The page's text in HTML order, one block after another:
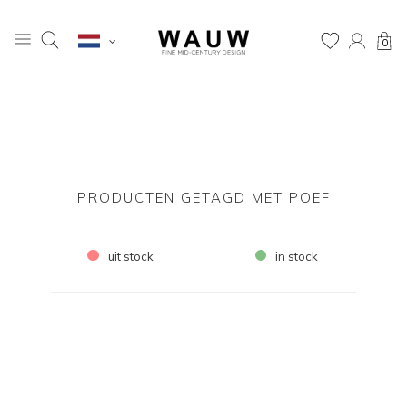
0
PRODUCTEN GETAGD MET POEF
uit stock in stock